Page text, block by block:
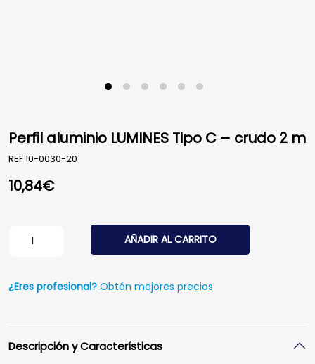
Perfil aluminio LUMINES Tipo C – crudo 2 m
REF10-0030-20
10,84€
Perfil aluminio LUMINES Tipo C - crudo 2 m cantidad
AÑADIR AL CARRITO
¿Eres profesional? Obtén mejores precios
Descripción y Características